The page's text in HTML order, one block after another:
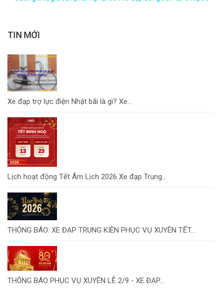
TIN MỚI
Xe đạp trợ lực điện Nhật bãi là gì? Xe...
Lịch hoạt động Tết Âm Lịch 2026 Xe đạp Trung...
THÔNG BÁO: XE ĐẠP TRUNG KIÊN PHỤC VỤ XUYÊN TẾT...
THÔNG BÁO PHỤC VỤ XUYÊN LỄ 2/9 - XE ĐẠP...